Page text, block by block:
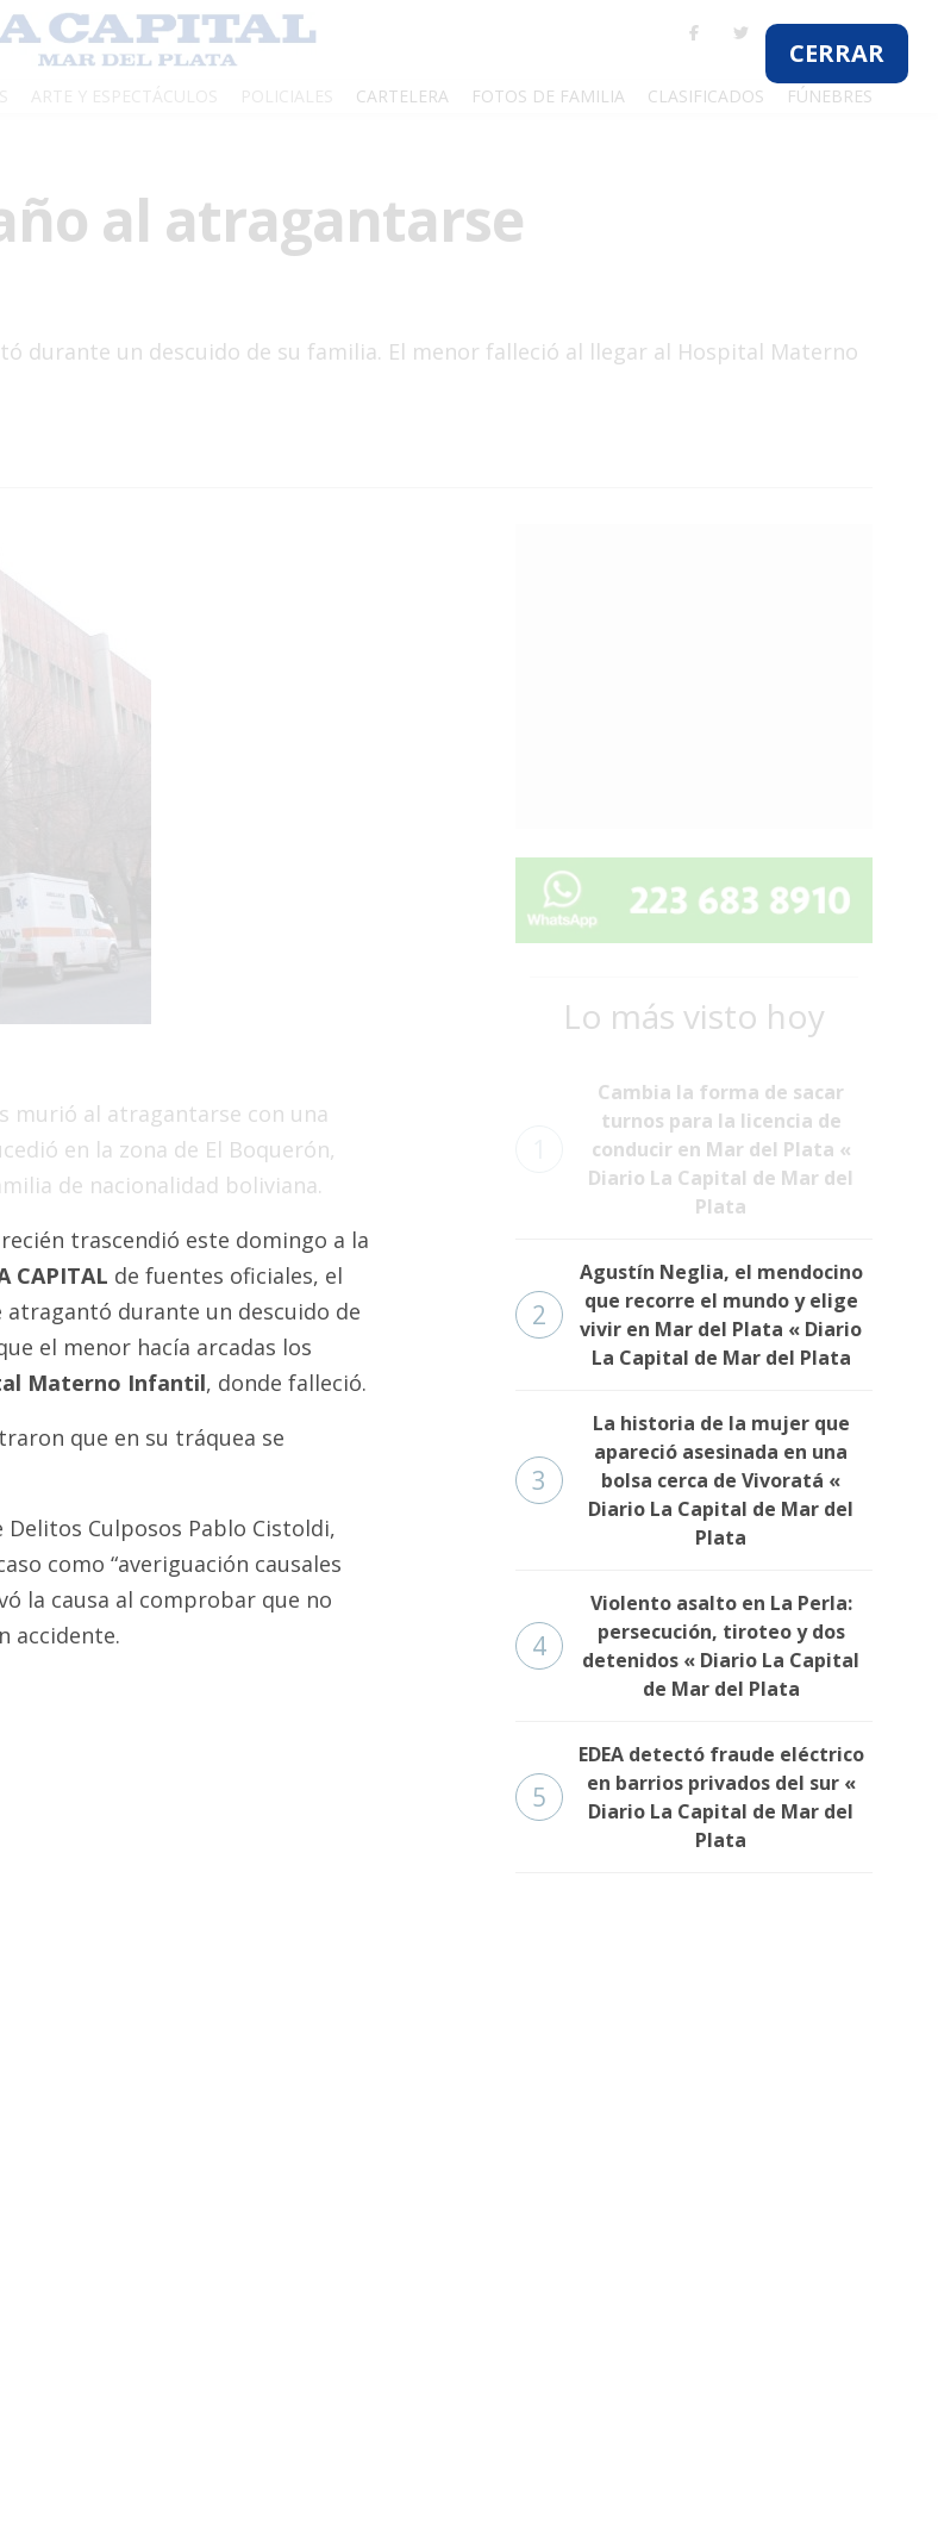
CARTELERA FOTOS DE FAMILIA CLASIFICADOS FÚNEBRES
al atragantarse
durante un descuido de su familia. El menor falleció al llegar al Hospital Materno
murió al atragantarse con una
en la zona de El Boquerón,
de nacionalidad boliviana.
trascendió este domingo a la
CAPITAL de fuentes oficiales, el
atragantó durante un descuido de
el menor hacía arcadas los
Materno Infantil, donde falleció.
que en su tráquea se
Delitos Culposos Pablo Cistoldi,
como “averiguación causales
la causa al comprobar que no
accidente.
Lo más visto hoy
Cambia la forma de sacar
turnos para la licencia de
conducir en Mar del Plata «
Diario La Capital de Mar del
Plata
2
Agustín Neglia, el mendocino
que recorre el mundo y elige
vivir en Mar del Plata « Diario
La Capital de Mar del Plata
3
La historia de la mujer que
apareció asesinada en una
bolsa cerca de Vivoratá «
Diario La Capital de Mar del
Plata
4
Violento asalto en La Perla:
persecución, tiroteo y dos
detenidos « Diario La Capital
de Mar del Plata
5
EDEA detectó fraude eléctrico
en barrios privados del sur «
Diario La Capital de Mar del
Plata